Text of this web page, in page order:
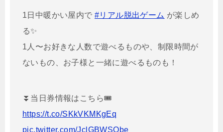
1日中暖かい屋内で #リアル脱出ゲーム が楽しめ
る✨
1人〜お好きな人数で遊べるものや、制限時間が
ないもの、お子様と一緒に遊べるものも！
⏬当日券情報はこちら🎟
https://t.co/SKkVKMKgEq
pic.twitter.com/JclGBWSObe